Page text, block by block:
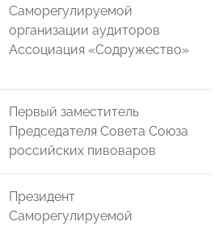
Саморегулируемой
организации аудиторов
Ассоциация «Содружество»
Первый заместитель
Председателя Совета Союза
российских пивоваров
Президент
Саморегулируемой